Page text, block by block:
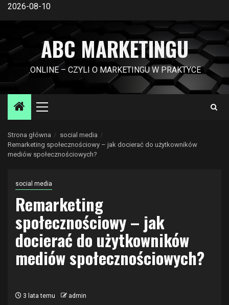
Przejdź
2026-08-10
ABC MARKETINGU
.ONLINE – CZYLI O MARKETINGU W PRAKTYCE
Menu
Strona główna
social media
Remarketing społecznościowy – jak docierać do użytkowników
mediów społecznościowych?
social media
Remarketing
społecznościowy – jak
docierać do użytkowników
mediów społecznościowych?
3 lata temu admin